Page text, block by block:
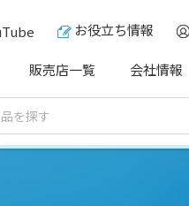
販売店一覧 会社情報
お役立ち情報